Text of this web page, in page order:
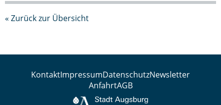
« Zurück zur Übersicht
KontaktImpressumDatenschutzNewsletter
AnfahrtAGB